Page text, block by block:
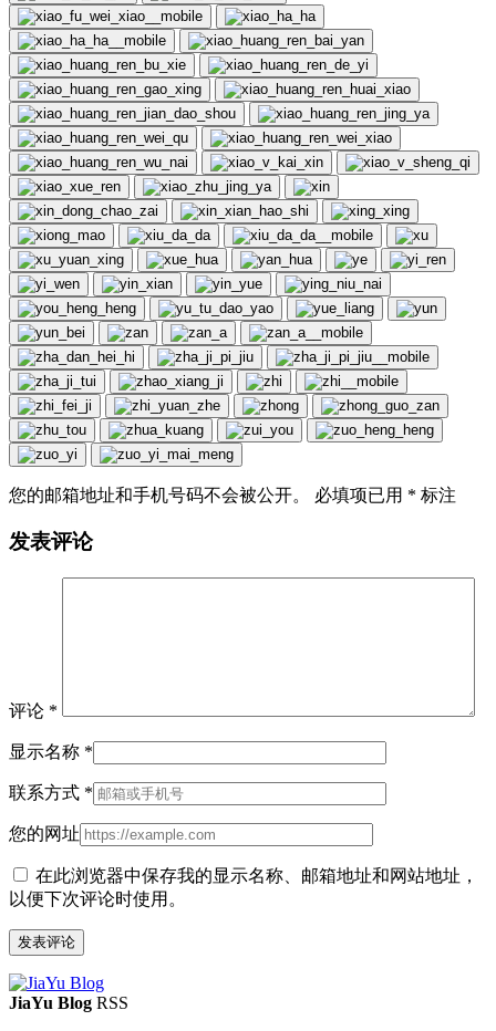
您的邮箱地址和手机号码不会被公开。 必填项已用 * 标注
发表评论
评论 *
显示名称 *
联系方式 *
您的网址
在此浏览器中保存我的显示名称、邮箱地址和网站地址，
以便下次评论时使用。
JiaYu Blog RSS